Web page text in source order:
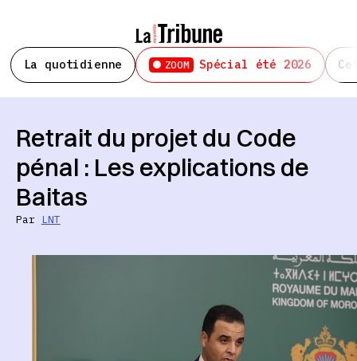
La quotidienne ZOOM Spécial été 2026
Retrait du projet du Code
pénal : Les explications de
Baitas
Par LNT